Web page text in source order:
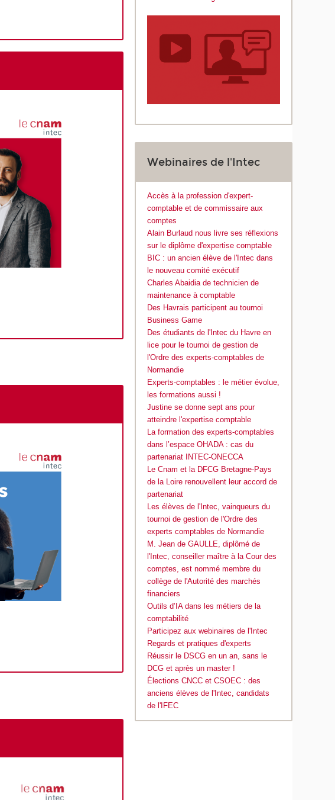
Webinaires de l'Intec
Accès à la profession d'expert-
comptable et de commissaire aux
comptes
Alain Burlaud nous livre ses réflexions
sur le diplôme d'expertise comptable
BIC : un ancien élève de l'Intec dans
le nouveau comité exécutif
Charles Abaidia de technicien de
maintenance à comptable
Des Havrais participent au tournoi
Business Game
Des étudiants de l'Intec du Havre en
lice pour le tournoi de gestion de
l'Ordre des experts-comptables de
Normandie
Experts-comptables : le métier évolue,
les formations aussi !
Justine se donne sept ans pour
atteindre l'expertise comptable
La formation des experts-comptables
dans l’espace OHADA : cas du
partenariat INTEC-ONECCA
Le Cnam et la DFCG Bretagne-Pays
de la Loire renouvellent leur accord de
partenariat
Les élèves de l'Intec, vainqueurs du
tournoi de gestion de l'Ordre des
experts comptables de Normandie
M. Jean de GAULLE, diplômé de
l'Intec, conseiller maître à la Cour des
comptes, est nommé membre du
collège de l'Autorité des marchés
financiers
Outils d’IA dans les métiers de la
comptabilité
Participez aux webinaires de l'Intec
Regards et pratiques d'experts
Réussir le DSCG en un an, sans le
DCG et après un master !
Élections CNCC et CSOEC : des
anciens élèves de l'Intec, candidats
de l'IFEC